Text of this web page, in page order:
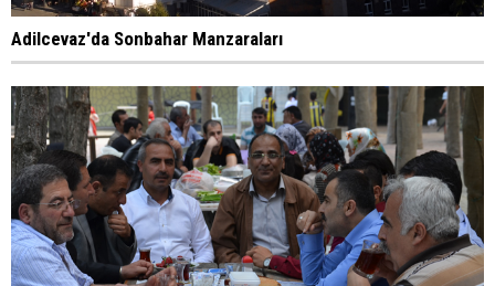
Adilcevaz'da Sonbahar Manzaraları